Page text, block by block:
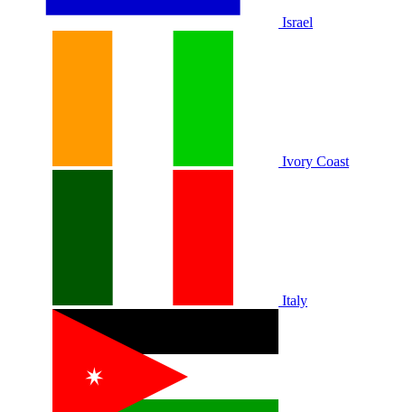
Israel
Ivory Coast
Italy